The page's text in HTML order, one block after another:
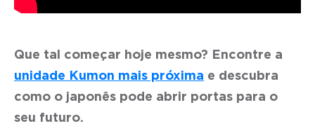
Que tal começar hoje mesmo? Encontre a
unidade Kumon mais próxima e descubra
como o japonês pode abrir portas para o
seu futuro.